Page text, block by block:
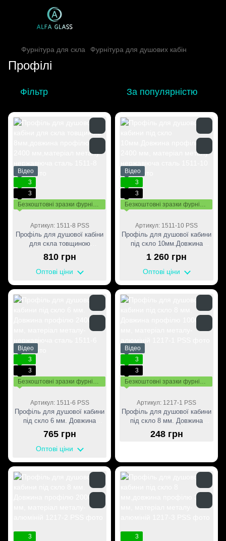
Фурнітура для скла Фурнітура для душових кабін
Профілі
Фільтр За популярністю
Відео
3
3
Безкоштовні зразки фурнітури
Артикул: 1511-8 PSS
Профіль для душової кабіни
для скла товщиною
8мм,довжина профілю 2400
мм,матеріал металу-
нержавіюча сталь
810 грн
Оптові ціни
Відео
3
3
Безкоштовні зразки фурнітури
Артикул: 1511-10 PSS
Профіль для душової кабини
під скло 10мм.Довжина
профілю 2400 мм, матеріал
металу-нержавіюча сталь
1 260 грн
Оптові ціни
Відео
3
3
Безкоштовні зразки фурнітури
Артикул: 1511-6 PSS
Профіль для душової кабини
під скло 6 мм. Довжина
профілю 2400 мм, матеріал
металу-нержавіюча сталь
765 грн
Оптові ціни
Відео
3
3
Безкоштовні зразки фурнітури
Артикул: 1217-1 PSS
Профіль для душової кабини
під скло 8 мм. Довжина
профілю 1000 мм, матеріал
металу-алюміній
248 грн
3
3